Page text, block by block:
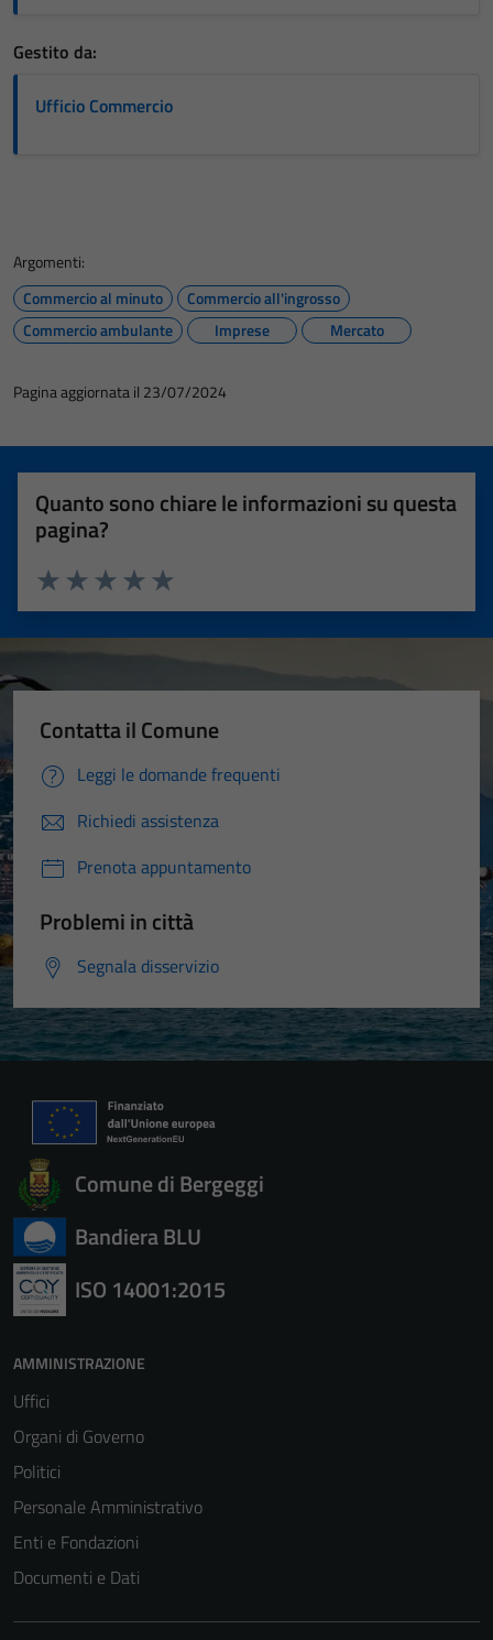
Gestito da:
Ufficio Commercio
Argomenti:
Commercio al minuto
Commercio all'ingrosso
Commercio ambulante
Imprese Mercato
Pagina aggiornata il 23/07/2024
Quanto sono chiare le informazioni su questa
pagina?
Valuta 5 stelle su 5
Valuta 4 stelle su 5
Valuta 3 stelle su 5
Valuta 2 stelle su 5
Valuta 1 stelle su 5
Contatta il Comune
Leggi le domande frequenti
Richiedi assistenza
Prenota appuntamento
Problemi in città
Segnala disservizio
Comune di Bergeggi
Bandiera BLU
ISO 14001:2015
AMMINISTRAZIONE
Uffici
Organi di Governo
Politici
Personale Amministrativo
Enti e Fondazioni
Documenti e Dati